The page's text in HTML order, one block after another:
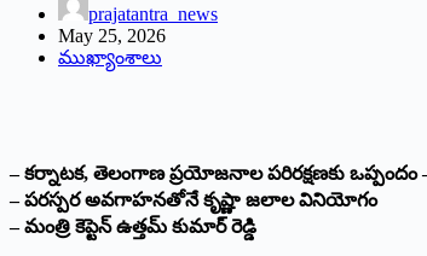
prajatantra_news
May 25, 2026
ముఖ్యాంశాలు
– కర్నాటక, తెలంగాణ ప్రయోజనాల పరిరక్షణకు ఒప్పందం
– పరస్పర అవగాహనతోనే కృష్ణా జలాల వినియోగం
– మంత్రి కెప్టెన్ ఉత్తమ్ కుమార్ రెడ్డి